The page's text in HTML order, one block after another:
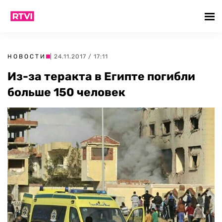
НОВОСТИ | 24.11.2017 / 17:11
Из-за теракта в Египте погибли
больше 150 человек